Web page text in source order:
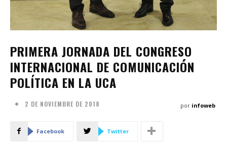
PRIMERA JORNADA DEL CONGRESO
INTERNACIONAL DE COMUNICACIÓN
POLÍTICA EN LA UCA
2 DE NOVIEMBRE DE 2018 por infoweb
Facebook Twitter